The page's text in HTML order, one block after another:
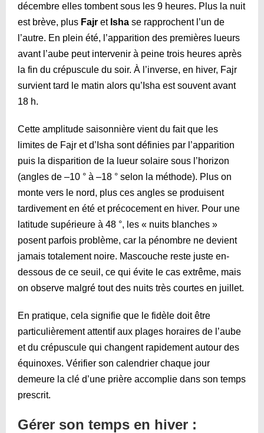
décembre elles tombent sous les 9 heures. Plus la nuit
est brève, plus Fajr et Isha se rapprochent l’un de
l’autre. En plein été, l’apparition des premières lueurs
avant l’aube peut intervenir à peine trois heures après
la fin du crépuscule du soir. À l’inverse, en hiver, Fajr
survient tard le matin alors qu’Isha est souvent avant
18 h.
Cette amplitude saisonnière vient du fait que les
limites de Fajr et d’Isha sont définies par l’apparition
puis la disparition de la lueur solaire sous l’horizon
(angles de –10 ° à –18 ° selon la méthode). Plus on
monte vers le nord, plus ces angles se produisent
tardivement en été et précocement en hiver. Pour une
latitude supérieure à 48 °, les « nuits blanches »
posent parfois problème, car la pénombre ne devient
jamais totalement noire. Mascouche reste juste en-
dessous de ce seuil, ce qui évite le cas extrême, mais
on observe malgré tout des nuits très courtes en juillet.
En pratique, cela signifie que le fidèle doit être
particulièrement attentif aux plages horaires de l’aube
et du crépuscule qui changent rapidement autour des
équinoxes. Vérifier son calendrier chaque jour
demeure la clé d’une prière accomplie dans son temps
prescrit.
Gérer son temps en hiver :